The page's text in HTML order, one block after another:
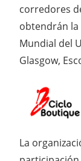
corredores
obtendrán la
Mundial del
Glasgow,
La